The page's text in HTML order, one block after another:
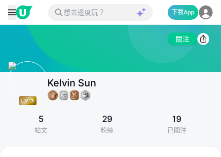
下載App
關注
Kelvin Sun
5
帖文
29
粉絲
19
已關注